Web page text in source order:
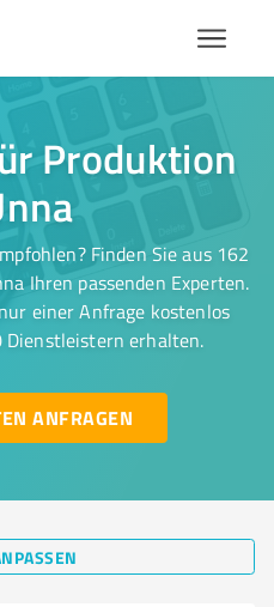
Produktion
Finden Sie aus 162
Ihren passenden Experten.
einer Anfrage kostenlos
Dienstleistern erhalten.
ANFRAGEN